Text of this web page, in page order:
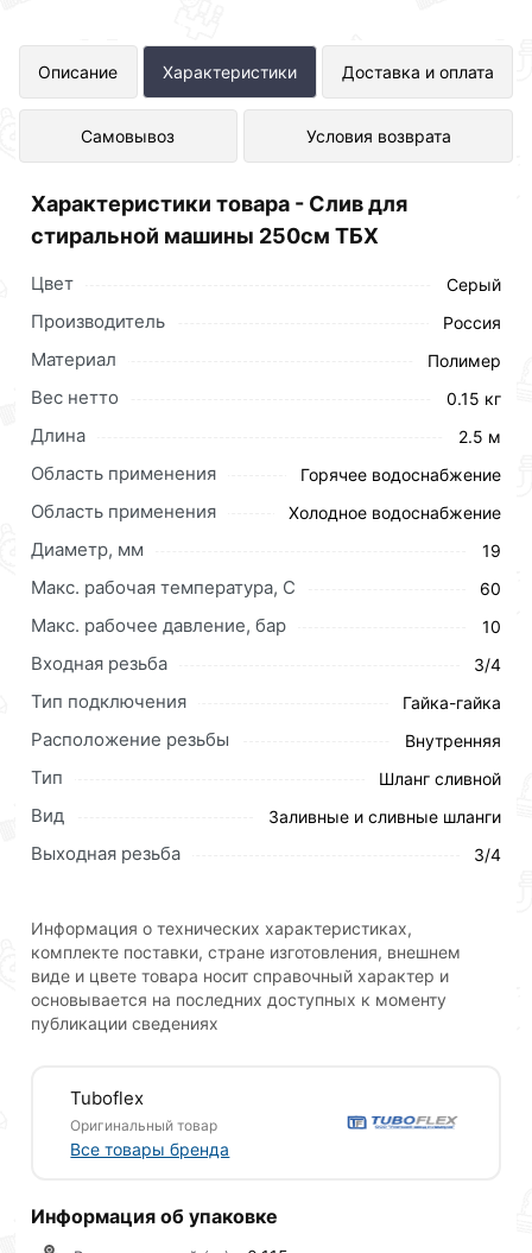
Описание Характеристики Доставка и оплата
Самовывоз Условия возврата
Слив для стиральной машины 250см
ТБХ представлен в интернет-
магазине Сантехника по отличной
Описание
Шланг сливной Tuboflex выполнен из
скручивания, горячая вода и прочие
неблагоприятные условия. Модель выполнена в
посудомоечных машин. Шланг сливной Tuboflex
крепится с помощью резьбы и поставляется
упакованным в герметичный пакет.
Техническая информация
Длина, см - 250 см
Бренд - Tuboflex
Характеристики товара - Слив для
стиральной машины 250см ТБХ
Цвет Серый
Производитель Россия
Материал Полимер
Вес нетто 0.15 кг
Длина 2.5 м
Область применения Горячее водоснабжение
Область применения Холодное водоснабжение
Диаметр, мм 19
Макс. рабочая температура, C 60
Макс. рабочее давление, бар 10
Входная резьба 3/4
Тип подключения Гайка-гайка
Расположение резьбы Внутренняя
Тип Шланг сливной
Вид Заливные и сливные шланги
Выходная резьба 3/4
Информация о технических характеристиках,
комплекте поставки, стране изготовления, внешнем
виде и цвете товара носит справочный характер и
основывается на последних доступных к моменту
публикации сведениях
Tuboflex
Оригинальный товар
Все товары бренда
Информация об упаковке